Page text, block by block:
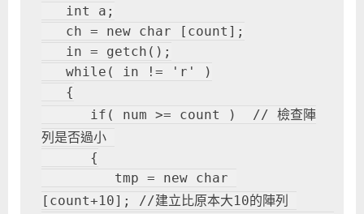
   int a;
   ch = new char [count];
   in = getch();
   while( in != 'r' )
   {
列是否過小
      {
[count+10]; //建立比原本大10的陣列